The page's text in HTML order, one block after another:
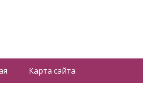
Карта сайта